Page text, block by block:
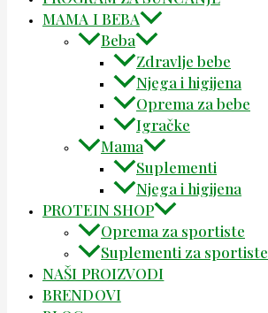
MAMA I BEBA
Beba
Zdravlje bebe
Njega i higijena
Oprema za bebe
Igračke
Mama
Suplementi
Njega i higijena
PROTEIN SHOP
Oprema za sportiste
Suplementi za sportiste
NAŠI PROIZVODI
BRENDOVI